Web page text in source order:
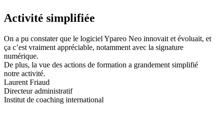
Activité simplifiée
On a pu constater que le logiciel Ypareo Neo innovait et évoluait, et
ça c’est vraiment appréciable, notamment avec la signature
numérique.
De plus, la vue des actions de formation a grandement simplifié
notre activité.
Laurent Friaud
Directeur administratif
Institut de coaching international